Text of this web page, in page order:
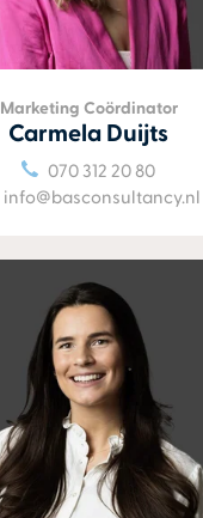
Marketing Coördinator
Carmela Duijts
070 312 20 80
info@basconsultancy.nl